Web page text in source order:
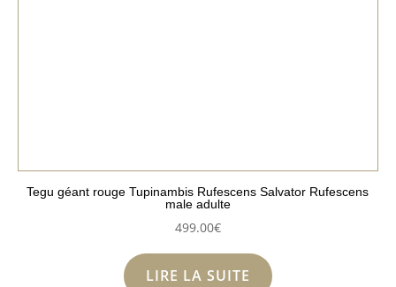
Tegu géant rouge Tupinambis Rufescens Salvator Rufescens
male adulte
499.00€
LIRE LA SUITE